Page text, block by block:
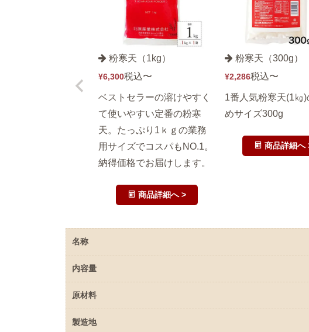
粉寒天（1kg）
¥6,300税込〜
ベストセラーの溶けやすく
て使いやすい定番の粉寒
天。たっぷり1ｋｇの業務
用サイズでコスパもNO.1。
納得価格でお届けします。
商品詳細へ >
粉寒天（300g）
¥2,286税込〜
1番人気粉寒天(1㎏)
めサイズ300g
商品詳細へ
名称
内容量
原材料
製造地